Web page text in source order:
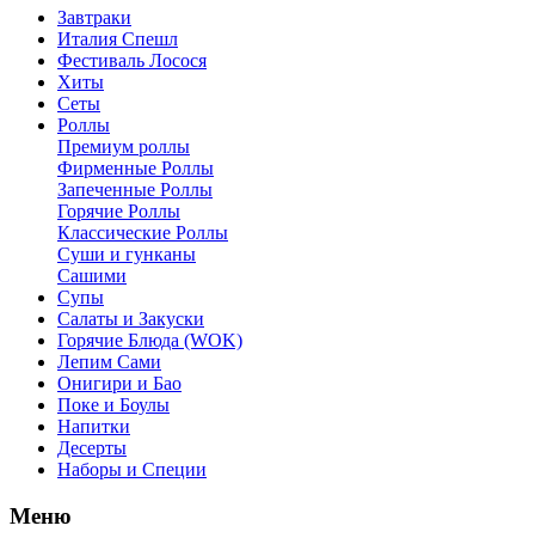
Завтраки
Италия Спешл
Фестиваль Лосося
Хиты
Сеты
Роллы
Премиум роллы
Фирменные Роллы
Запеченные Роллы
Горячие Роллы
Классические Роллы
Суши и гунканы
Сашими
Супы
Салаты и Закуски
Горячие Блюда (WOK)
Лепим Сами
Онигири и Бао
Поке и Боулы
Напитки
Десерты
Наборы и Специи
Меню